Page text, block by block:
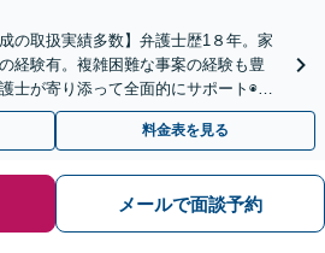
の取扱実績多数】弁護士歴1８年。家
経験有。複雑困難な事案の経験も豊
士が寄り添って全面的にサポート◉オ
13分】
料金表を見る
メールで面談予約